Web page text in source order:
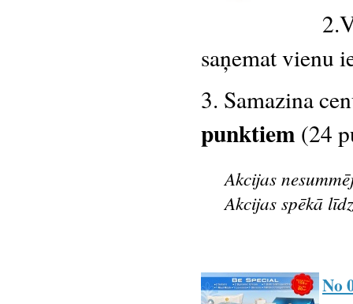
saņemat vienu
3. Samazina
punktiem (24
Akcijas
Akcijas spēkā
No